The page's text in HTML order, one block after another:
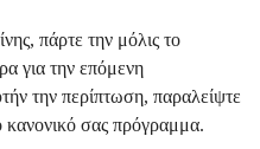
πάρτε την μόλις το
για την επόμενη
την περίπτωση, παραλείψτε
κανονικό σας πρόγραμμα.